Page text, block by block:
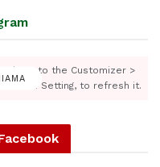
Go to the Customizer >
Feed Setting, to refresh it.